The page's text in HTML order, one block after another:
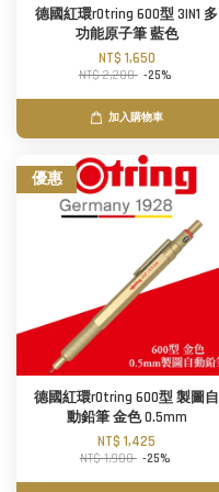
德國紅環rOtring 600型 3IN1 多
功能原子筆 藍色
NT$ 1,650
NT$ 2,200 -25%
加入購物車
優惠
德國紅環rOtring 600型 製圖自
動鉛筆 金色 0.5mm
NT$ 1,425
NT$ 1,900 -25%